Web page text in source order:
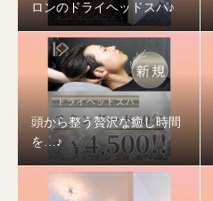
ロンのドライヘッドスパ♪
頭から整う贅沢な癒し時間
を…♪